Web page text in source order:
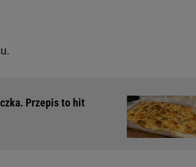
Przepis to hit